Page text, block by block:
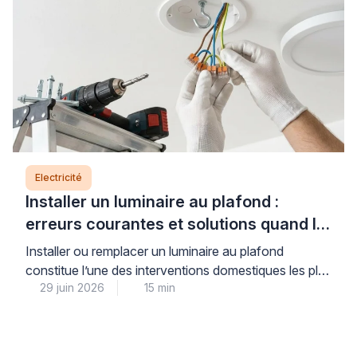
requise. Comprendre ces règles […]
Electricité
Installer un luminaire au plafond :
erreurs courantes et solutions quand le
support bloque
Installer ou remplacer un luminaire au plafond
constitue l’une des interventions domestiques les plus
courantes, mais elle soulève des questions légitimes
29 juin 2026 15 min